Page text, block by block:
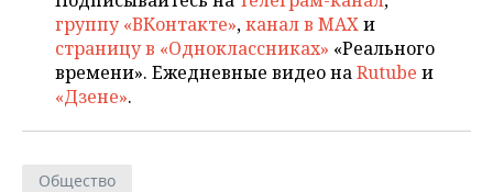
группу «ВКонтакте»,канал в MAXи
страницу в «Одноклассниках» «Реального
времени». Ежедневные видео наRutube и
«Дзене».
Общество